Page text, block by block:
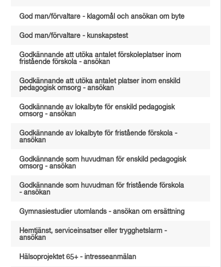
God man/förvaltare - klagomål och ansökan om byte
God man/förvaltare - kunskapstest
Godkännande att utöka antalet förskoleplatser inom
fristående förskola - ansökan
Godkännande att utöka antalet platser inom enskild
pedagogisk omsorg - ansökan
Godkännande av lokalbyte för enskild pedagogisk
omsorg - ansökan
Godkännande av lokalbyte för fristående förskola -
ansökan
Godkännande som huvudman för enskild pedagogisk
omsorg - ansökan
Godkännande som huvudman för fristående förskola
- ansökan
Gymnasiestudier utomlands - ansökan om ersättning
Hemtjänst, serviceinsatser eller trygghetslarm -
ansökan
Hälsoprojektet 65+ - intresseanmälan